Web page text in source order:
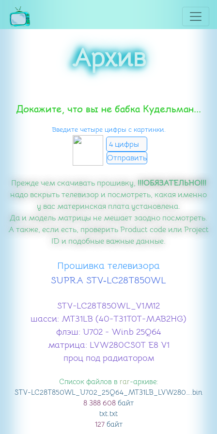
Архив
Докажите, что вы не бабка Кудельман...
Введите четыре цифры с картинки.
Прежде чем скачивать прошивку, !!!ОБЯЗАТЕЛЬНО!!!
надо вскрыть телевизор и посмотреть, какая именно
у вас материнская плата установлена.
Да и модель матрицы не мешает заодно посмотреть.
А также, если есть, проверить Product code или Project
ID и подобные важные данные.
Прошивка телевизора
SUPRA STV‑LC28T850WL
STV-LC28T850WL_V1M12
шасси: MT31LB (40-T31T0T-MAB2HG)
флэш: U702 - Winb 25Q64
матрица: LVW280CS0T E8 V1
проц под радиатором
Список файлов в rar-архиве:
STV-LC28T850WL_U702_25Q64_MT31LB_LVW280CS0T E8 V1.bin
8 388 608 байт
txt.txt
127байт